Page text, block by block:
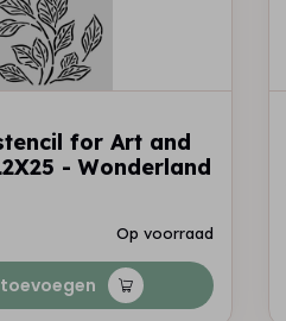
for Art and
- Wonderland
Op voorraad
toevoegen